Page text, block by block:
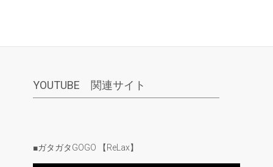
YOUTUBE 関連サイト
■ガタガタGOGO 【ReLax】